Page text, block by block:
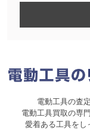
電動工具の査
電動工具買取の専
愛着ある工具をし